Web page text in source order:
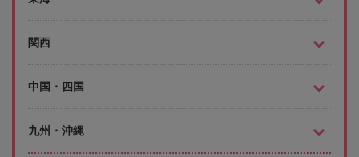
関西
中国・四国
九州・沖縄